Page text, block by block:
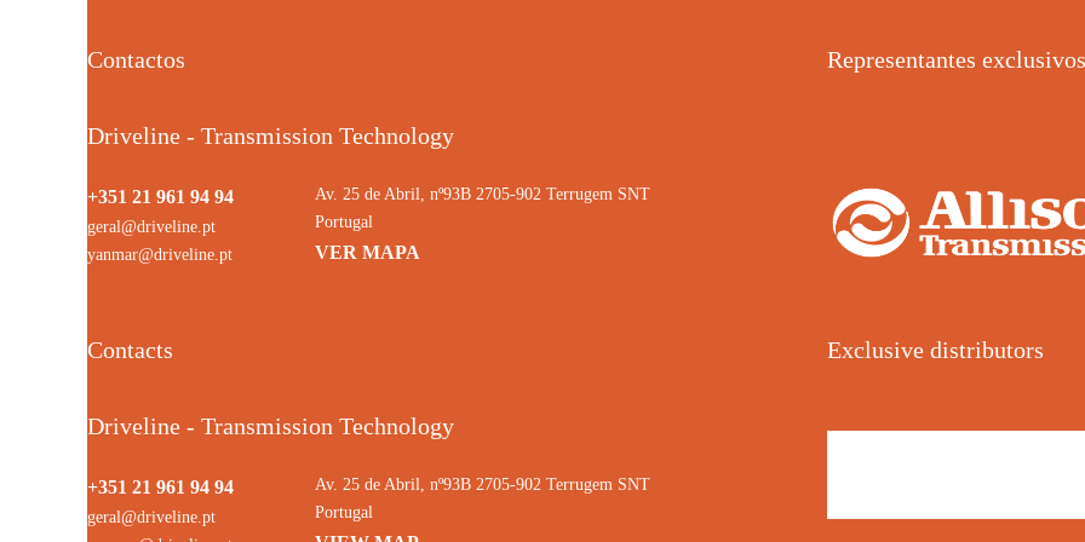
Contactos
Driveline - Transmission Technology
+351 21 961 94 94
geral@driveline.pt
yanmar@driveline.pt
Av. 25 de Abril, nº93B 2705-902 Terrugem SNT
Portugal
VER MAPA
Representantes exclusivos
Contacts
Driveline - Transmission Technology
+351 21 961 94 94
geral@driveline.pt
Av. 25 de Abril, nº93B 2705-902 Terrugem SNT
Portugal
Exclusive distributors